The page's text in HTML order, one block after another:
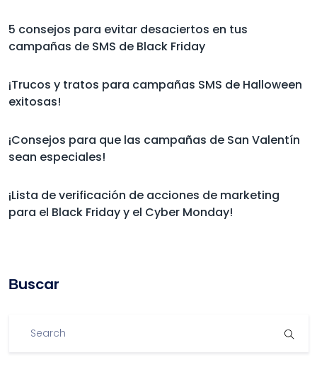
5 consejos para evitar desaciertos en tus
campañas de SMS de Black Friday
¡Trucos y tratos para campañas SMS de Halloween
exitosas!
¡Consejos para que las campañas de San Valentín
sean especiales!
¡Lista de verificación de acciones de marketing
para el Black Friday y el Cyber Monday!
Βuscar